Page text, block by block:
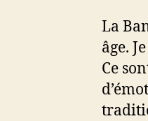
La
âge.
Ce